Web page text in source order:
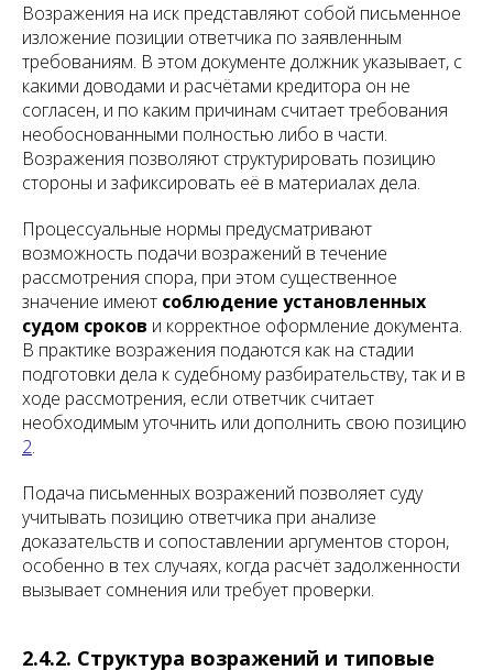
Возражения на иск представляют собой письменное
изложение позиции ответчика по заявленным
требованиям. В этом документе должник указывает, с
какими доводами и расчётами кредитора он не
согласен, и по каким причинам считает требования
необоснованными полностью либо в части.
Возражения позволяют структурировать позицию
стороны и зафиксировать её в материалах дела.
Процессуальные нормы предусматривают
возможность подачи возражений в течение
рассмотрения спора, при этом существенное
значение имеют соблюдение установленных
судом сроков и корректное оформление документа.
В практике возражения подаются как на стадии
подготовки дела к судебному разбирательству, так и в
ходе рассмотрения, если ответчик считает
необходимым уточнить или дополнить свою позицию
2.
Подача письменных возражений позволяет суду
учитывать позицию ответчика при анализе
доказательств и сопоставлении аргументов сторон,
особенно в тех случаях, когда расчёт задолженности
вызывает сомнения или требует проверки.
2.4.2. Структура возражений и типовые